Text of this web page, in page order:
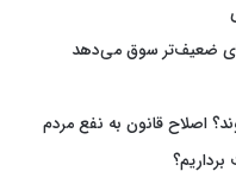
ضعیف‌تر سوق می‌دهد
اصلاح قانون به نفع مردم